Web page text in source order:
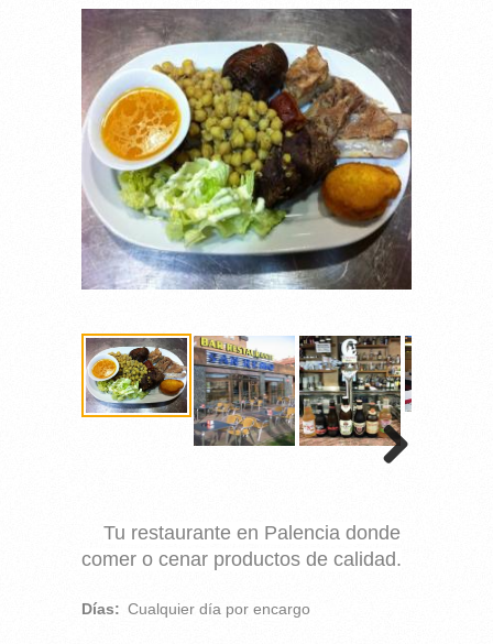
Tu restaurante en Palencia donde
comer o cenar productos de calidad.
Días: Cualquier día por encargo